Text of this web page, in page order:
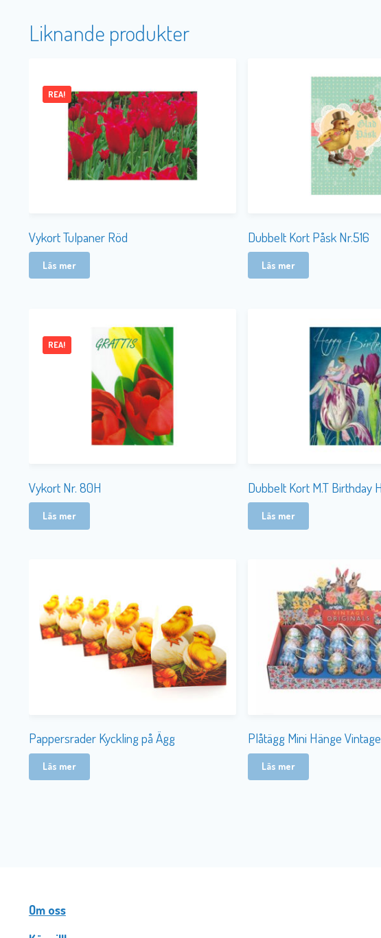
Liknande produkter
Vykort Tulpaner Röd
REA!
Läs mer
Dubbelt Kort Påsk Nr.516
Läs mer
Vykort Nr. 80H
REA!
Läs mer
Dubbelt Kort M.T Birthday
Läs mer
Pappersrader Kyckling på Ägg
Läs mer
Plåtägg Mini Hänge
Läs mer
Om oss